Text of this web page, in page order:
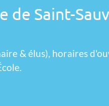
Saint-
& élus), horaires